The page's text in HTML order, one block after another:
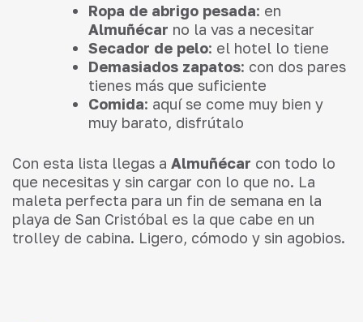
Ropa de abrigo pesada: en
Almuñécar no la vas a necesitar
Secador de pelo: el hotel lo tiene
Demasiados zapatos: con dos pares
tienes más que suficiente
Comida: aquí se come muy bien y
muy barato, disfrútalo
Con esta lista llegas a Almuñécar con todo lo
que necesitas y sin cargar con lo que no. La
maleta perfecta para un fin de semana en la
playa de San Cristóbal es la que cabe en un
trolley de cabina. Ligero, cómodo y sin agobios.